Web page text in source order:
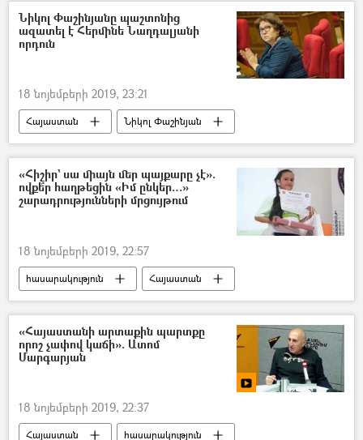
տեսանյութ
Նիկոլ Փաշինյանը պաշտոնից
ազատել է Հերմինե Նաղդալյանի
որդուն
18 նոյեմբերի 2019, 23:21
Հայաստան
Նիկոլ Փաշինյան
պաշտոն
«Հիշիր` սա միայն մեր պայքարը չէ».
ովքե՞ր հաղթեցին «Իմ ընկեր…»
շարադրությունների մրցույթում
18 նոյեմբերի 2019, 22:57
հասարակություն
Հայաստան
ՀՀ ՄԻՊ
շարադրություն
«Հայաստանի արտաքին պարտքը
որոշ չափով կաճի». Ատոմ
Մարգարյան
18 նոյեմբերի 2019, 22:37
Հայաստան
հասարակություն